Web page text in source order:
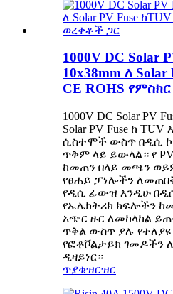
1000V DC Solar
10x38mm ለ
CE ROHS
1000V DC Solar PV
Solar PV Fuse ከ TUV
ሲስተሞች ውስጥ በዲሲ
ጥቅም ላይ ይውላል። የ
ከመጠን በላይ መጫን
የፀሐይ ፓነሎችን
የዲሲ ፊውዝ እንዲሁ
የኤሌክትሪክ ክፍሎችን
አጭር ዙር ለመከላከል
ጥቅል ውስጥ ያሉ
የፎቶቮልታይክ ገመዶችን
ዲዛይነር።
ጥያቄዝርዝር